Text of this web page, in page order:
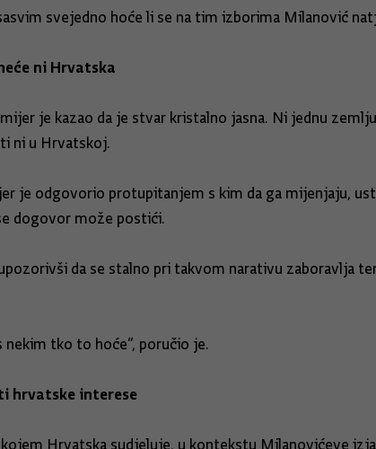
svejedno hoće li se na tim izborima Milanović
ni Hrvatska
je kazao da je stvar kristalno jasna. Ni jednu
ni u Hrvatskoj.
je odgovorio protupitanjem s kim da ga mijenjaju,
dogovor može postići.
da se stalno pri takvom narativu zaboravlja
tko to hoće“, poručio je.
hrvatske interese
Hrvatska sudjeluje, u kontekstu Milanovićeve